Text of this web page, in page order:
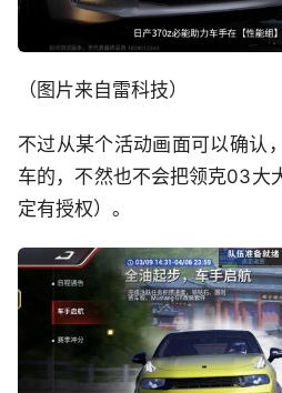
（图片来自雷科技）
不过从某个活动画面可以确认
车的，不然也不会把领克03大
定有授权）。